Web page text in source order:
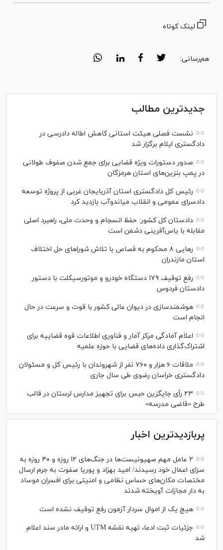
لینک کوتاه
هم‌رسانی:
جدیدترین مطالب
نشست فصلی هیئت استانی کاهش اطاله دادرسی در
دادگستری ایلام برگزار شد
صدور دستورات ویژه قضایی برای جمع شدن صفوف طولانی
در پمپ بنزین‌های استان هرمزگان
رئیس کل دادگستری استان آذربایجان غربی از پروژه توسعه
دادسرای عمومی و انقلاب میاندوآب بازدید کرد
دادستان کل کشور: حفظ انسجام و وحدت ملی، راهبرد اصلی
مقابله با یاس‌آفرینی دشمن است
رهایی ۸ محکوم به قصاص با تلاش شورا‌های حل اختلاف
استان مازندران
رفع توقیف ۱۷۹ دستگاه خودرو و موتورسیکلت با دستور
دادستان فردوس
هوشمندسازی در دیوان عالی کشور با قوت و سرعت در حال
انجام است
اعلام آمادگی مرکز آمار و فناوری اطلاعات قوه قضاییه برای
اشتراک‌گذاری داده‌های قضایی با حوزه علمیه
ملاقات ۶ هزار و ۷۶۰ نفر از شهروندان با رئیس کل و مسئولان
دادگستری خراسان رضوی طی سال جاری
۲۳ رأی جایگزین حبس برای تجهیز مدارس لرستان در قالب
طرح «قاضی مدرسه»
پربازدیدترین اخبار
۲ عامل مهم صهیونیست‌ها در جنگ‌های ۱۲ روزه و ۴۰ روزه به
سزای اعمال خود رسیدند/ امید بهزاد و پوریا صفوت به جرم ارسال
مختصات مکان‌های حساس نظامی و امنیتی برای افسران موساد
به دار مجازات آویخته شدند
هیچ یک از اموال سردار آزمون رفع توقیف نشده است
جزئیات ثبت ادعا، تهیه نقشه UTM و ارائه مادر سند اعلام
شد